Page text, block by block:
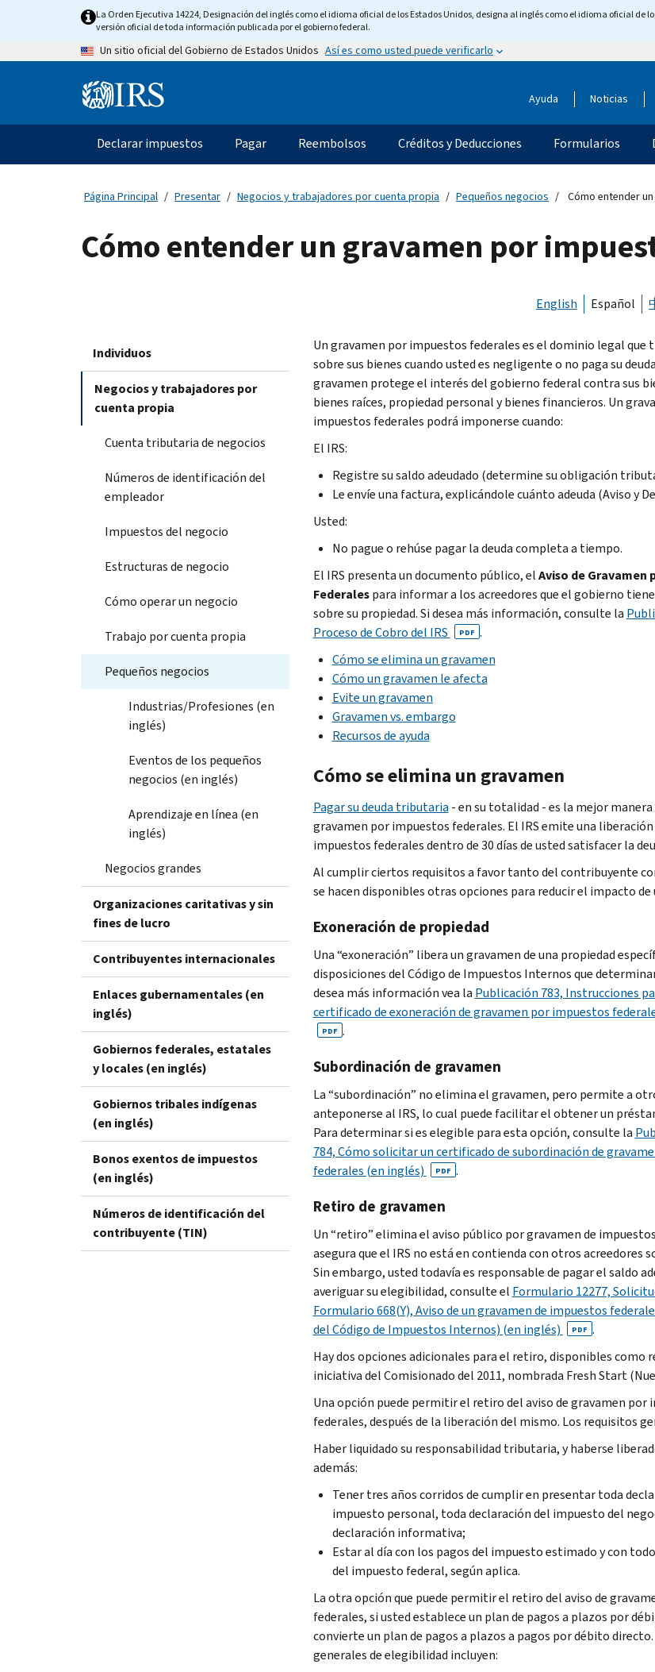
content
La Orden Ejecutiva 14224, Designación del inglés como el idioma oficial de los Estados Unidos, designa al inglés como el idioma oficial de
versión oficial de toda información publicada por el gobierno federal.
Un sitio oficial del Gobierno de Estados Unidos Así es como usted puede verificarlo
Information Ayuda Noticias
Navegación
principal
Declarar impuestos Pagar Reembolsos Créditos y Deducciones Formularios
Página Principal Presentar Negocios y trabajadores por cuenta propia Pequeños negocios Cómo entender
Cómo entender un gravamen por
English Español
Individuos
Negocios y trabajadores por
cuenta propia
Cuenta tributaria de negocios
Números de identificación del
empleador
Impuestos del negocio
Estructuras de negocio
Cómo operar un negocio
Trabajo por cuenta propia
Pequeños negocios
Industrias/Profesiones (en
inglés)
Eventos de los pequeños
negocios (en inglés)
Aprendizaje en línea (en
inglés)
Negocios grandes
Organizaciones caritativas y sin
fines de lucro
Contribuyentes internacionales
Enlaces gubernamentales (en
inglés)
Gobiernos federales, estatales
y locales (en inglés)
Gobiernos tribales indígenas
(en inglés)
Bonos exentos de impuestos
(en inglés)
Números de identificación del
contribuyente (TIN)
Un gravamen por impuestos federales es el dominio legal que
sobre sus bienes cuando usted es negligente o no paga su
gravamen protege el interés del gobierno federal contra sus
bienes raíces, propiedad personal y bienes financieros. Un
impuestos federales podrá imponerse cuando:
El IRS:
Registre su saldo adeudado (determine su obligación
Le envíe una factura, explicándole cuánto adeuda (Aviso y
Usted:
No pague o rehúse pagar la deuda completa a tiempo.
El IRS presenta un documento público, elAviso de Gravamen
Federalespara informar a los acreedores que el gobierno
sobre su propiedad. Si desea más información, consulte la
Proceso de Cobro del IRS
PDF .
Cómo se elimina un gravamen
Cómo un gravamen le afecta
Evite un gravamen
Gravamen vs. embargo
Recursos de ayuda
Cómo se elimina un gravamen
Pagar su deuda tributaria - en su totalidad - es la mejor
gravamen por impuestos federales. El IRS emite una
impuestos federales dentro de 30 días de usted satisfacer la
Al cumplir ciertos requisitos a favor tanto del contribuyente
se hacen disponibles otras opciones para reducir el impacto de
Exoneración de propiedad
Una “exoneración” libera un gravamen de una propiedad
disposiciones del Código de Impuestos Internos que
desea más información vea la Publicación 783, Instrucciones
certificado de exoneración de gravamen por impuestos
PDF .
Subordinación de gravamen
La “subordinación” no elimina el gravamen, pero permite a
anteponerse al IRS, lo cual puede facilitar el obtener un
Para determinar si es elegible para esta opción, consulte la
784, Cómo solicitar un certificado de subordinación de
federales (en inglés)
PDF .
Retiro de gravamen
Un “retiro” elimina el aviso público por gravamen de
asegura que el IRS no está en contienda con otros acreedores
Sin embargo, usted todavía es responsable de pagar el saldo
averiguar su elegibilidad, consulte el Formulario 12277,
Formulario 668(Y), Aviso de un gravamen de impuestos
del Código de Impuestos Internos) (en inglés)
PDF .
Hay dos opciones adicionales para el retiro, disponibles como
iniciativa del Comisionado del 2011, nombrada Fresh Start
Una opción puede permitir el retiro del aviso de gravamen por
federales, después de la liberación del mismo. Los requisitos
Haber liquidado su responsabilidad tributaria, y haberse
además:
Tener tres años corridos de cumplir en presentar toda
impuesto personal, toda declaración del impuesto del
declaración informativa;
Estar al día con los pagos del impuesto estimado y con
del impuesto federal, según aplica.
La otra opción que puede permitir el retiro del aviso de
federales, si usted establece un plan de pagos a plazos por
convierte un plan de pagos a plazos a pagos por débito
generales de elegibilidad incluyen: